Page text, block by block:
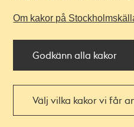
Om kakor på
Godkänn alla kakor
Välj vilka kakor vi får